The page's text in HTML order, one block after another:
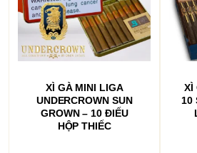
THÊM VÀO GIỎ HÀNG
XÌ GÀ MINI LIGA
UNDERCROWN SUN
GROWN – 10 ĐIẾU
HỘP THIẾC
XÌ
10